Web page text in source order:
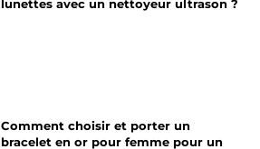
lunettes avec un nettoyeur ultrason ?
Comment choisir et porter un
bracelet en or pour femme pour un